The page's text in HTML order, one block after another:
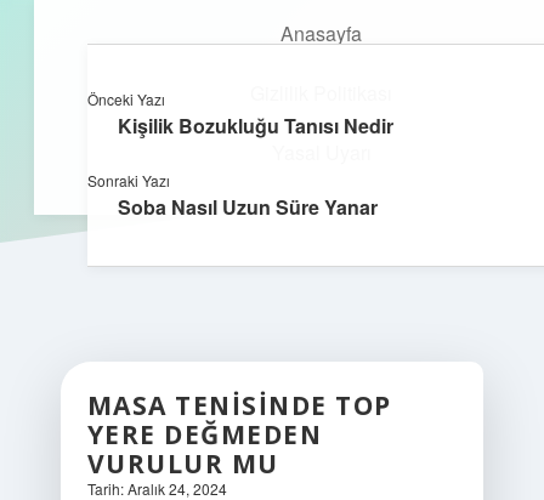
Anasayfa
aç
kefa.com.tr
MASA TENISINDE TOP
YERE DEĞMEDEN
VURULUR MU
Tarih: Aralık 24, 2024
Önceki Yazı
Kişilik Bozukluğu Tanısı Nedir
Sonraki Yazı
Soba Nasıl Uzun Süre Yanar